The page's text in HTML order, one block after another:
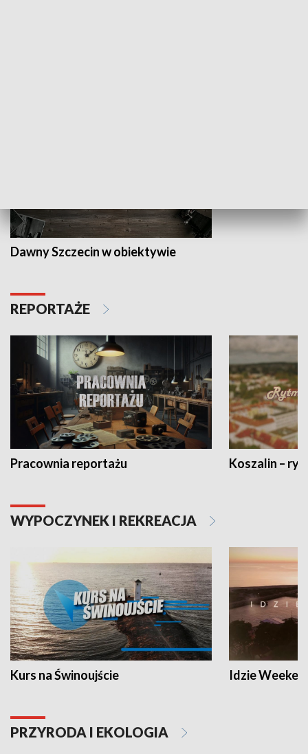
Dawny Szczecin w obiektywie
REPORTAŻE
Pracownia reportażu Koszalin –
WYPOCZYNEK I REKREACJA
Kurs na Świnoujście Idzie
PRZYRODA I EKOLOGIA